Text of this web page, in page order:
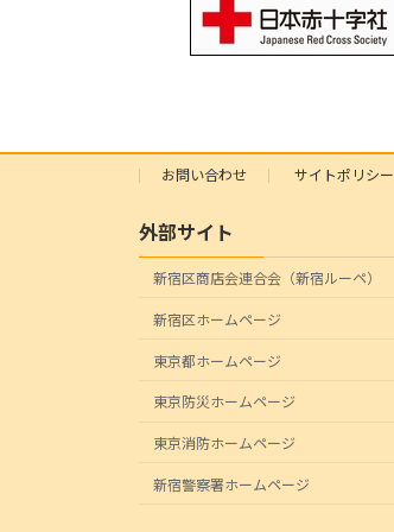
お問い合わせ サイトポリシー
外部サイト
新宿区商店会連合会（新宿ルーペ）
新宿区ホームページ
東京都ホームページ
東京防災ホームページ
東京消防ホームページ
新宿警察署ホームページ